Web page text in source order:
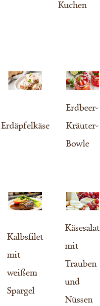
Kuchen
Erdäpfelkäse
Erdbeer-
Kräuter-
Bowle
Kalbsfilet
mit
weißem
Spargel
Käsesalat
mit
Trauben
und
Nüssen